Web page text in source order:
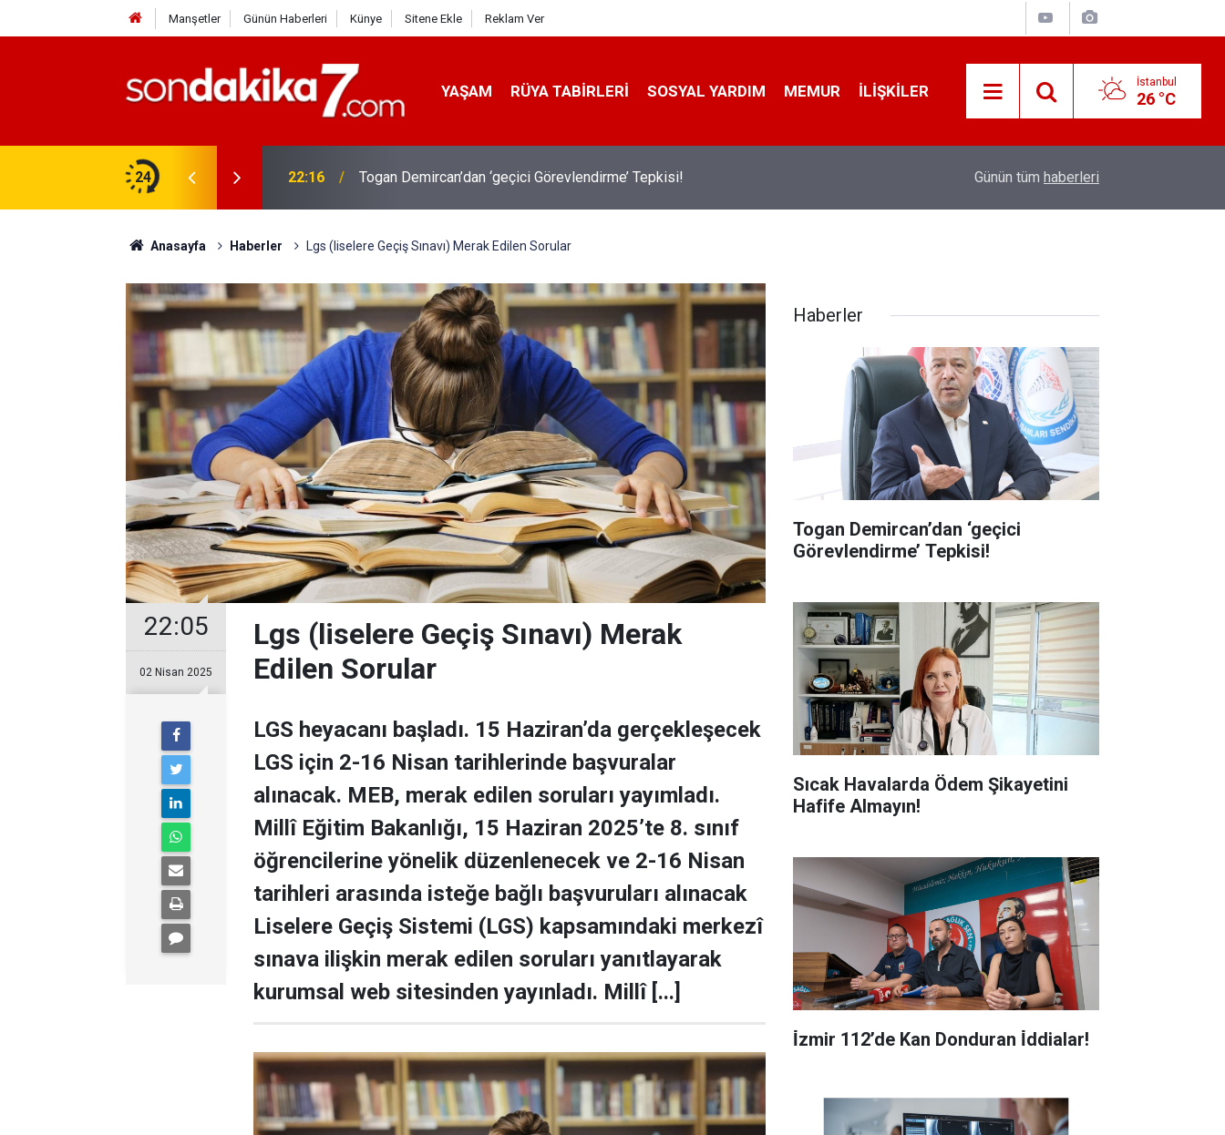
Manşetler Günün Haberleri Künye Sitene Ekle Reklam Ver
YAŞAM RÜYA TABIRLERI SOSYAL YARDIM MEMUR İLIŞKILER İstanbul
26 °C
24 22:16 Togan Demircan’dan ‘geçici Görevlendirme’ Tepkisi! Sıcak Havalarda Ödem Şikayetini Hafife
Günün tüm haberleri
Anasayfa Haberler Lgs (liselere Geçiş Sınavı) Merak Edilen Sorular
22:05
02 Nisan 2025
Lgs (liselere Geçiş Sınavı) Merak
Edilen Sorular
LGS heyacanı başladı. 15 Haziran’da gerçekleşecek
LGS için 2-16 Nisan tarihlerinde başvuralar
alınacak. MEB, merak edilen soruları yayımladı.
Millî Eğitim Bakanlığı, 15 Haziran 2025’te 8. sınıf
öğrencilerine yönelik düzenlenecek ve 2-16 Nisan
tarihleri arasında isteğe bağlı başvuruları alınacak
Liselere Geçiş Sistemi (LGS) kapsamındaki merkezî
sınava ilişkin merak edilen soruları yanıtlayarak
kurumsal web sitesinden yayınladı. Millî [...]
Haberler
Togan Demircan’dan ‘geçici
Görevlendirme’ Tepkisi!
Sıcak Havalarda Ödem Şikayetini
Hafife Almayın!
İ̇zmir 112’de Kan Donduran İ̇ddialar!